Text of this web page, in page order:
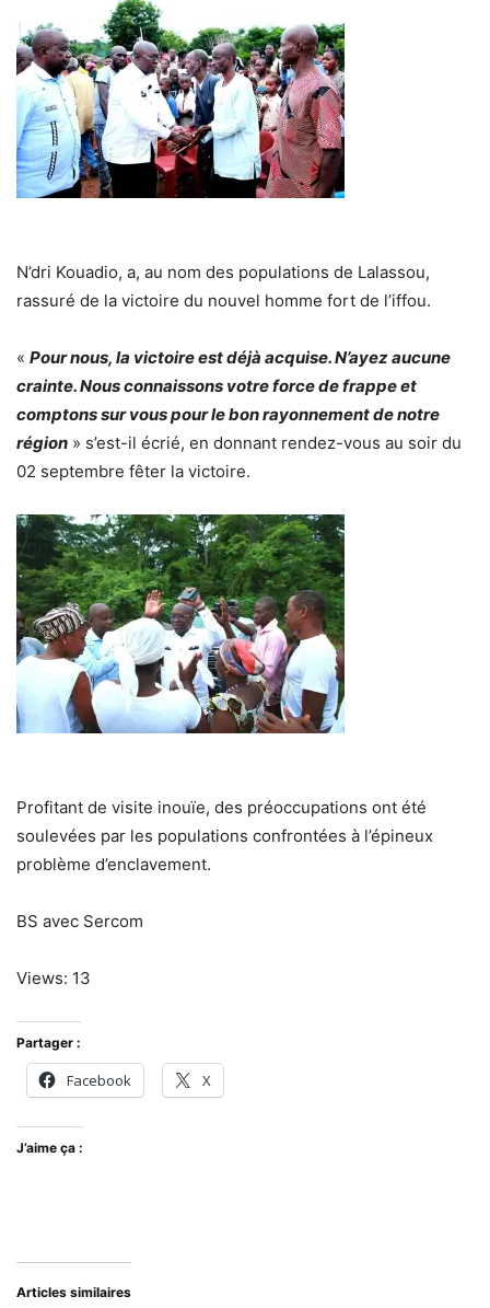
N’dri Kouadio, a, au nom des populations de Lalassou,
rassuré de la victoire du nouvel homme fort de l’iffou.
« Pour nous, la victoire est déjà acquise.N’ayez aucune
crainte. Nous connaissons votre force de frappe et
comptons sur vous pour le bon rayonnement de notre
région » s’est-il écrié, en donnant rendez-vous au soir du
02 septembre fêter la victoire.
Profitant de visite inouïe, des préoccupations ont été
soulevées par les populations confrontées à l’épineux
problème d’enclavement.
BS avec Sercom
Views: 13
Partager :
Facebook X
J’aime ça :
Articles similaires